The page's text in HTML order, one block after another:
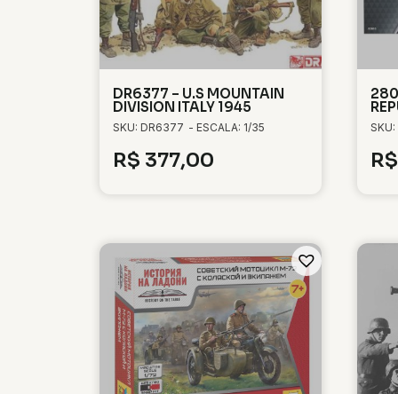
DR6377 – U.S MOUNTAIN
DIVISION ITALY 1945
SKU: DR6377 - ESCALA: 1/35
R$ 377,00 R$